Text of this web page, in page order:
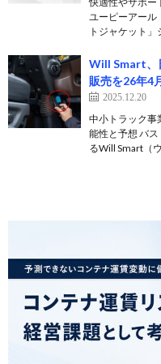
ユーピーアール
トジャケット
Will Smart、
販売を26年4
2025.12.20
中小トラック事
能性と予想 バ
るWill Smart（